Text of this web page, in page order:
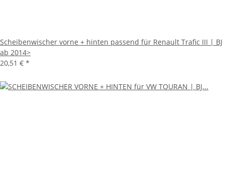
Scheibenwischer vorne + hinten passend für Renault Trafic III | BJ
ab 2014>
20,51 € *